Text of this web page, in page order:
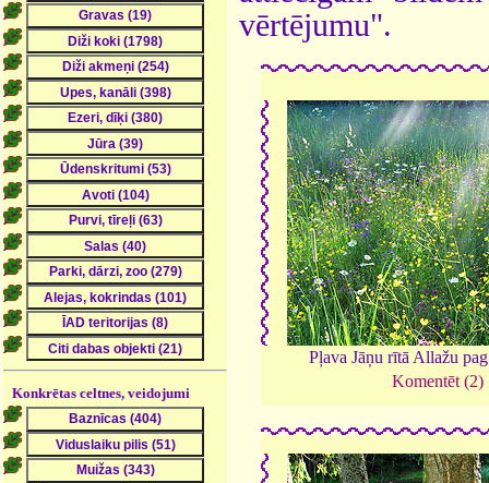
Konkrētas celtnes, veidojumi
vērtējumu".
Pļava Jāņu rītā Allažu
Komentēt (2)